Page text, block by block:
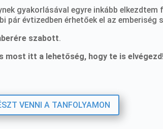
gyakorlásával egyre inkább
pár évtizedben érhetőek el az
szabott.
most itt a lehetőség, hogy te is
VENNI A TANFOLYAMON